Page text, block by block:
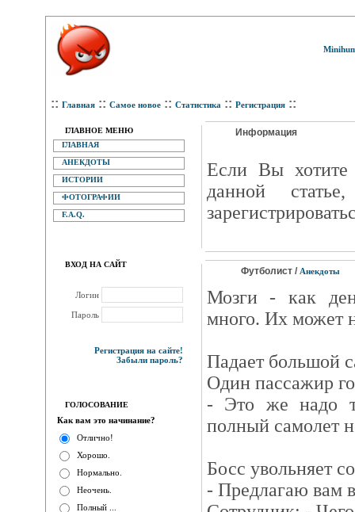
:: Главная :: Самое новое :: Статистика :: Регистрация ::
ГЛАВНОЕ МЕНЮ
ГЛАВНАЯ
АНЕКДОТЫ
ИСТОРИИ
ФОТОГРАФИИ
F.A.Q.
ВХОД НА САЙТ
Логин
Пароль
Регистрация на сайте!
Забыли пароль?
ГОЛОСОВАНИЕ
Как вам это начинание?
Отлично!
Хорошо.
Нормально.
Неочень.
Полный ...
Информация
Eсли Вы хотите
данной
Футболист / Анекдоты
Мозги - как
много. Их может
Падает большой
Один пассажир
- Это же надо
полный самолет
Босс увольняет
- Предлагаю вам